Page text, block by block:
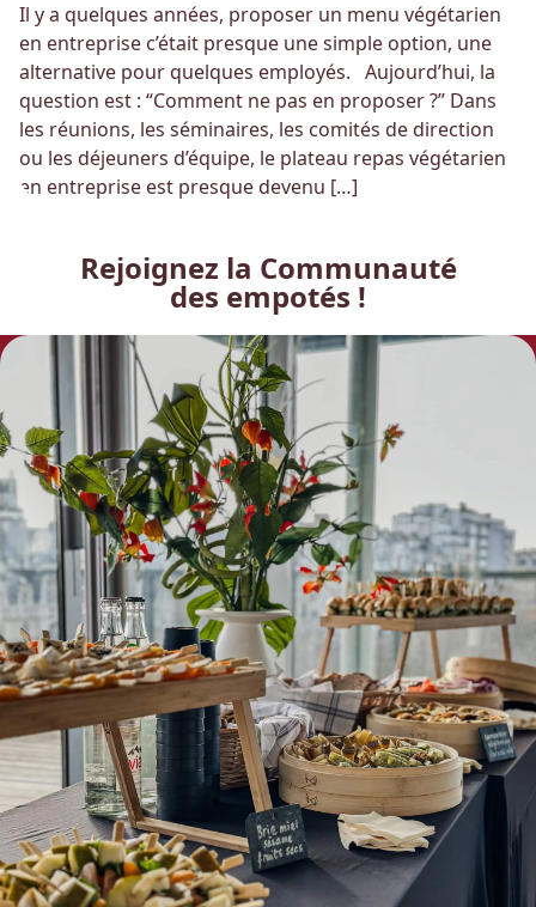
Il y a quelques années, proposer un menu végétarien
en entreprise c’était presque une simple option, une
alternative pour quelques employés. Aujourd’hui, la
question est : “Comment ne pas en proposer ?” Dans
les réunions, les séminaires, les comités de direction
ou les déjeuners d’équipe, le plateau repas végétarien
en entreprise est presque devenu […]
Rejoignez la Communauté
des empotés !